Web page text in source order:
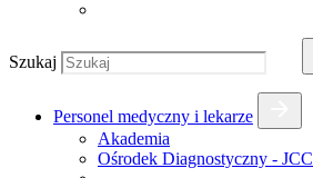
Szukaj
Personel medyczny i lekarze
Akademia
Ośrodek Diagnostyczny - JCC